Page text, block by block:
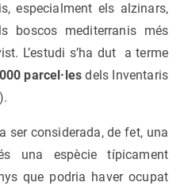
especialment els alzinars,
boscos mediterranis més
L’estudi s’ha dut a terme
parcel·les dels Inventaris
ser considerada, de fet, una
una espècie típicament
que podria haver ocupat